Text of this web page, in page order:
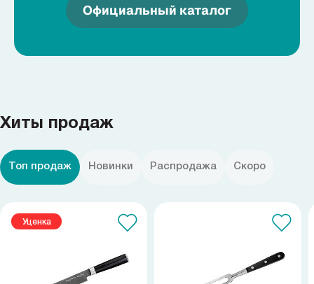
Официальный каталог
Хиты продаж
Топ продаж Новинки Распродажа Скоро
Уценка